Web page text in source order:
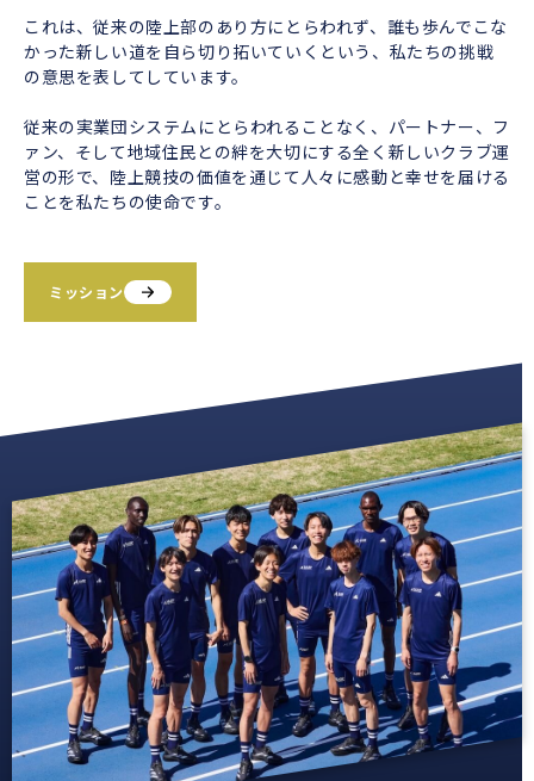
これは、従来の陸上部のあり方にとらわれず、誰も歩んでこな
かった新しい道を自ら切り拓いていくという、私たちの挑戦
の意思を表してしています。
従来の実業団システムにとらわれることなく、パートナー、フ
ァン、そして地域住民との絆を大切にする全く新しいクラブ運
営の形で、陸上競技の価値を通じて人々に感動と幸せを届ける
ことを私たちの使命です。
ミッション